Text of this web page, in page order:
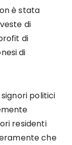
è stata
di
di
di
politici
residenti
che